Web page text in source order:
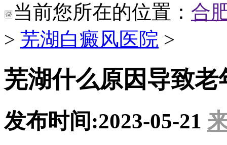
当前您所在的位置： 合
> 芜湖白癜风医院 >
芜湖什么原因导致
发布时间:2023-05-21